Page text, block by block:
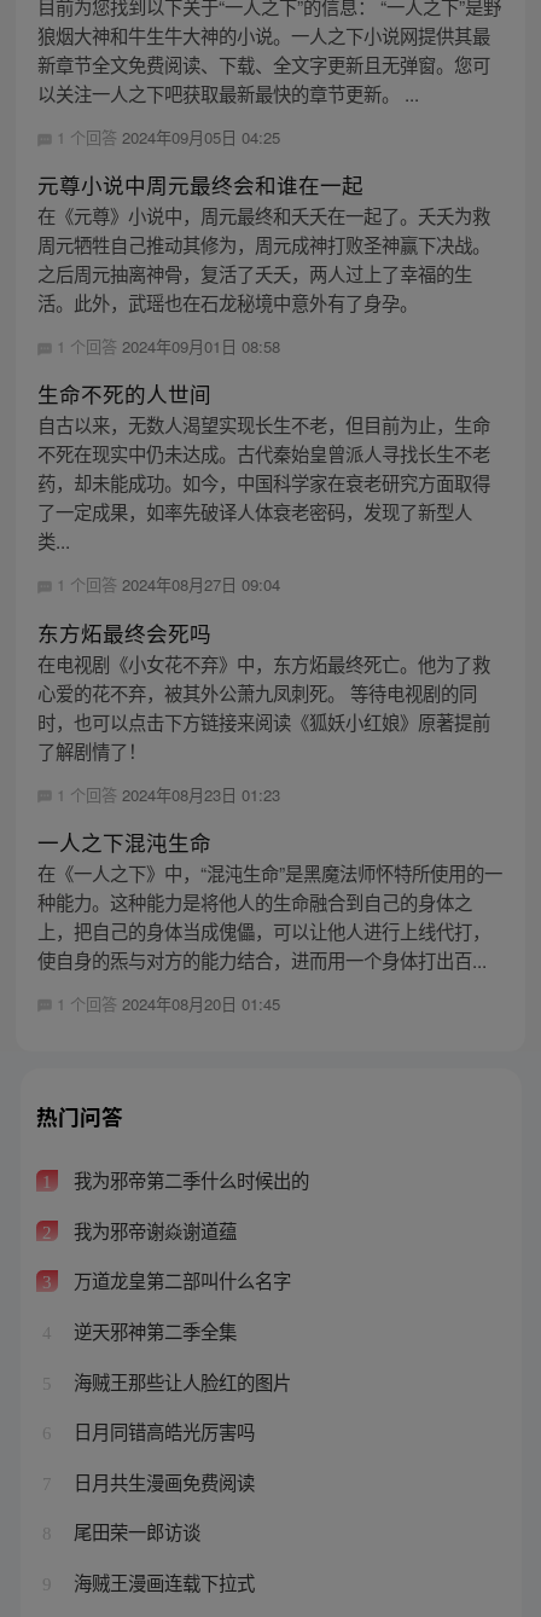
目前为您找到以下关于“一人之下”的信息： “一人之下”是野
狼烟大神和牛生牛大神的小说。一人之下小说网提供其最
新章节全文免费阅读、下载、全文字更新且无弹窗。您可
以关注一人之下吧获取最新最快的章节更新。 ...
1 个回答 2024年09月05日 04:25
元尊小说中周元最终会和谁在一起
在《元尊》小说中，周元最终和夭夭在一起了。夭夭为救
周元牺牲自己推动其修为，周元成神打败圣神赢下决战。
之后周元抽离神骨，复活了夭夭，两人过上了幸福的生
活。此外，武瑶也在石龙秘境中意外有了身孕。
1 个回答 2024年09月01日 08:58
生命不死的人世间
自古以来，无数人渴望实现长生不老，但目前为止，生命
不死在现实中仍未达成。古代秦始皇曾派人寻找长生不老
药，却未能成功。如今，中国科学家在衰老研究方面取得
了一定成果，如率先破译人体衰老密码，发现了新型人
类...
1 个回答 2024年08月27日 09:04
东方炻最终会死吗
在电视剧《小女花不弃》中，东方炻最终死亡。他为了救
心爱的花不弃，被其外公萧九凤刺死。 等待电视剧的同
时，也可以点击下方链接来阅读《狐妖小红娘》原著提前
了解剧情了！
1 个回答 2024年08月23日 01:23
一人之下混沌生命
在《一人之下》中，“混沌生命”是黑魔法师怀特所使用的一
种能力。这种能力是将他人的生命融合到自己的身体之
上，把自己的身体当成傀儡，可以让他人进行上线代打，
使自身的炁与对方的能力结合，进而用一个身体打出百...
1 个回答 2024年08月20日 01:45
热门问答
1 我为邪帝第二季什么时候出的
2 我为邪帝谢焱谢道蕴
3 万道龙皇第二部叫什么名字
4 逆天邪神第二季全集
5 海贼王那些让人脸红的图片
6 日月同错高皓光厉害吗
7 日月共生漫画免费阅读
8 尾田荣一郎访谈
9 海贼王漫画连载下拉式